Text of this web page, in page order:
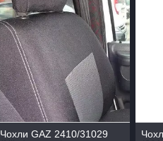
Чохли GAZ 2410/31029